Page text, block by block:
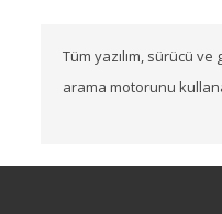
Tüm yazılım, sürücü
arama motorunu